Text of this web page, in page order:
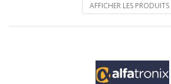
AFFICHER LES PRODUITS